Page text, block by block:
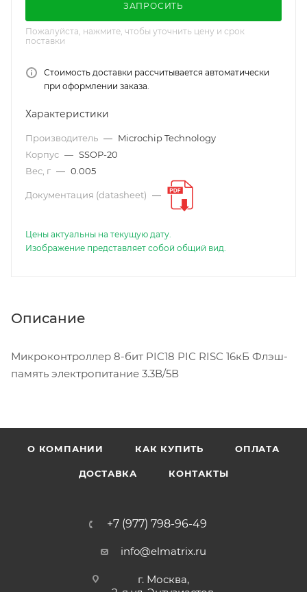
ЗАПРОСИТЬ
Пожалуйста, нажмите, чтобы уточнить цену и срок
поставки
Стоимость доставки рассчитывается автоматически
при оформлении заказа.
Характеристики
Производитель — Microchip Technology
Корпус — SSOP-20
Вес, г — 0.005
Документация (datasheet) —
Цены актуальны на текущую дату.
Изображение представляет собой общий вид.
Описание
Микроконтроллер 8-бит PIC18 PIC RISC 16кБ Флэш-
память электропитание 3.3В/5В
О КОМПАНИИ КАК КУПИТЬ ОПЛАТА
ДОСТАВКА КОНТАКТЫ
+7 (977) 798-96-49
info@elmatrix.ru
г. Москва,